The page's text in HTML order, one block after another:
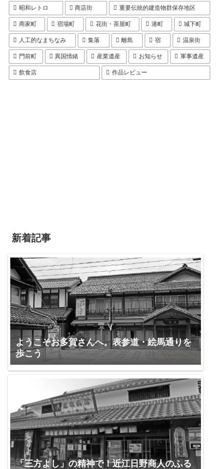
昭和レトロ 商店街 重要伝統的建造物群保存地区
商家町 宿場町 花街・茶屋町 港町 城下町
人工的なまちなみ 集落 離島 宿 温泉街
門前町 異国情緒 産業遺産 お知らせ 軍事遺産
飲食店 作品レビュー
新着記事
ようこそお多賀さんへ。表参道・絵馬通りを
歩こう
「三方よし」の精神で！近江日野商人のふる